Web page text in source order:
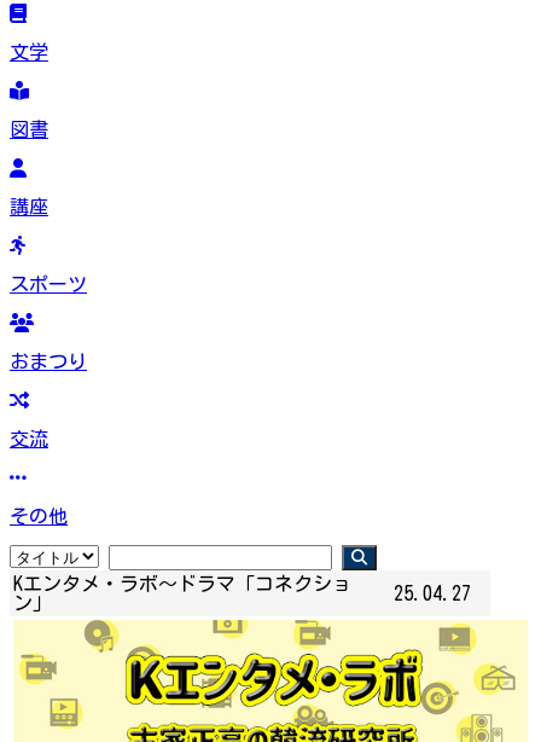
文学
図書
講座
スポーツ
おまつり
交流
その他
Kエンタメ・ラボ～ドラマ「コネクショ
ン」
25.04.27